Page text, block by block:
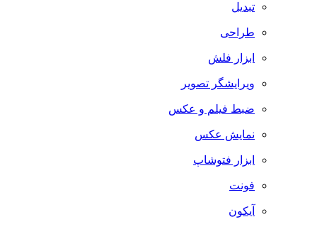
تبدیل
طراحی
ابزار فلش
ویرایشگر تصویر
ضبط فيلم و عكس
نمایش عکس
ابزار فتوشاپ
فونت
آیکون